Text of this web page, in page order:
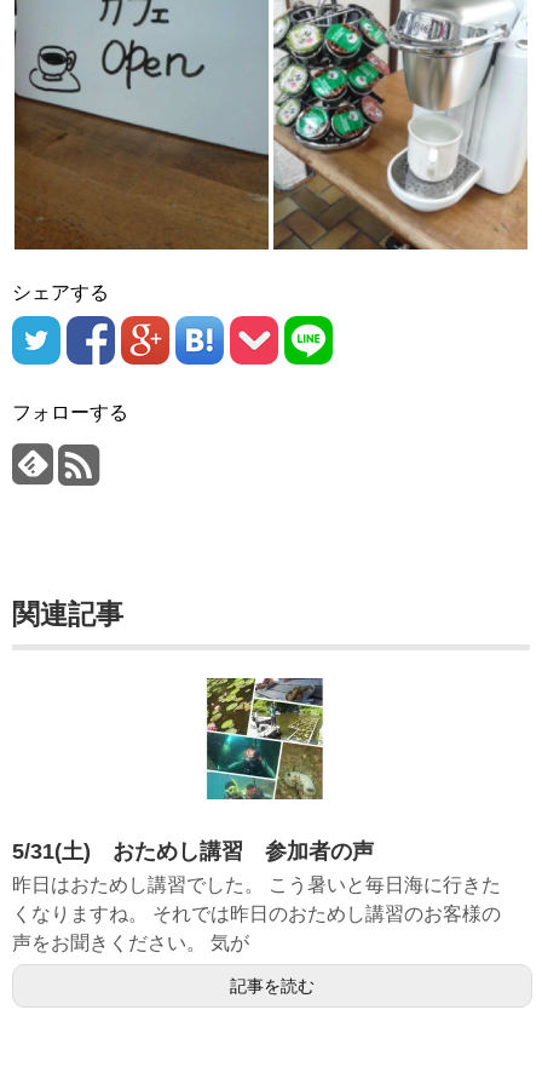
シェアする
フォローする
関連記事
5/31(土) おためし講習 参加者の声
昨日はおためし講習でした。 こう暑いと毎日海に行きた
くなりますね。 それでは昨日のおためし講習のお客様の
声をお聞きください。 気が
記事を読む